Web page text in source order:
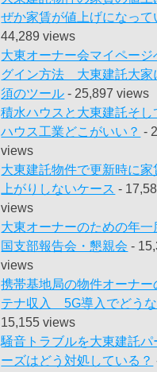
ぜか家賃が値上げになって
44,289 views
大東オーナー会マイページ
グイン方法 大東建託大家
須のツール - 25,897 views
積水ハウスと大東建託そし
ハウス工業どこがいい？ -
views
大東建託物件で更新時に家
上がりしないケース -
views
大東オーナーのための年一
国支部報告会・懇親会 -
views
携帯基地局の物件オーナー
テナ収入 5G導入でどう
15,155 views
騒音トラブルを大東建託パ
ーズはどう対処している？